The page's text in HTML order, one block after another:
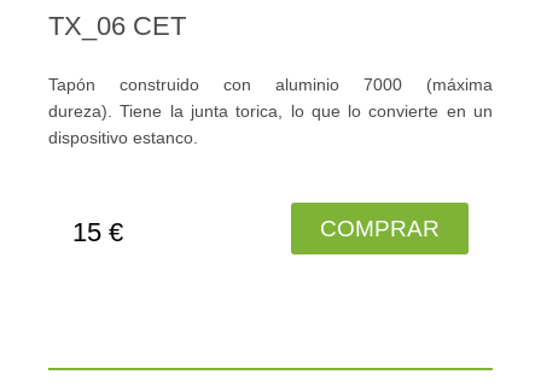
TX_06 CET
Tapón construido con aluminio 7000 (máxima
dureza). Tiene la junta torica, lo que lo convierte en un
dispositivo estanco.
15 € COMPRAR